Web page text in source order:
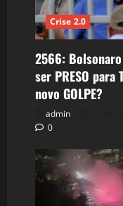
Crise 2.0
2566:
ser PRESO para
novo GOLPE?
admin
0